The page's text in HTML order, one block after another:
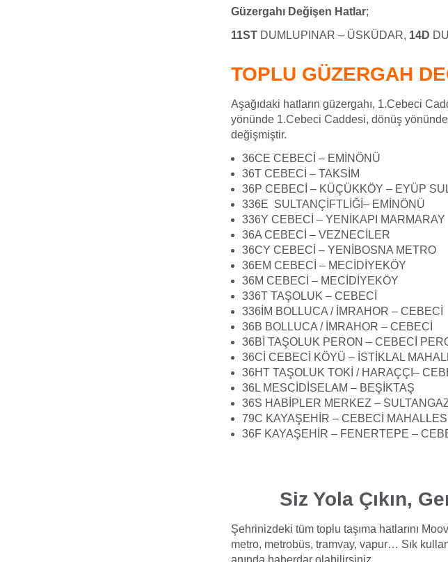
Güzergahı Değişen Hatlar;
11ST DUMLUPINAR – ÜSKÜDAR, 14D
TOPLU GÜZERGAH
Aşağıdaki hatların güzergahı, 1.Cebeci
yönünde 1.Cebeci Caddesi, dönüş
değişmiştir.
36CE CEBECİ – EMİNÖNÜ
36T CEBECİ – TAKSİM
36P CEBECİ – KÜÇÜKKÖY – EYÜP
336E SULTANÇİFTLİĞİ– EMİNÖNÜ
336Y CEBECİ – YENİKAPI MARMARAY
36A CEBECİ – VEZNECİLER
36CY CEBECİ – YENİBOSNA METRO
36EM CEBECİ – MECİDİYEKÖY
36M CEBECİ – MECİDİYEKÖY
336T TAŞOLUK – CEBECİ
336İM BOLLUCA / İMRAHOR – CEBECİ
36B BOLLUCA / İMRAHOR – CEBECİ
36Bİ TAŞOLUK PERON – CEBECİ
36Cİ CEBECİ KÖYÜ – İSTİKLAL
36HT TAŞOLUK TOKİ / HARAÇÇI–
36L MESCİDİSELAM – BEŞİKTAŞ
36S HABİPLER MERKEZ –
79C KAYAŞEHİR – CEBECİ MAHALLESİ
36F KAYAŞEHİR – FENERTEPE –
Siz Yola Çıkın,
Şehrinizdeki tüm toplu taşıma hatlarını
metro, metrobüs, tramvay, vapur… Sık
anında haberdar olabilirsiniz.